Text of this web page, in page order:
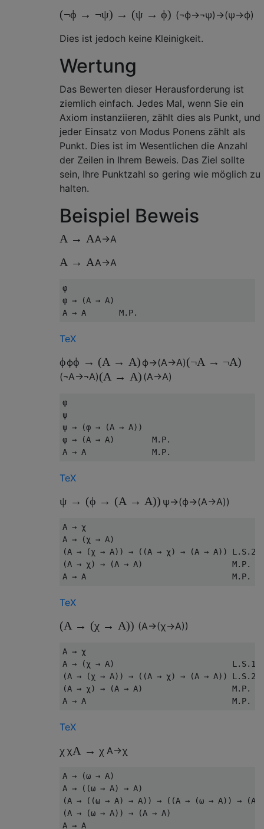
(¬ϕ → ¬ψ) → (ψ → ϕ) (¬ϕ→¬ψ) →(ψ→ϕ)
Dies ist jedoch keine Kleinigkeit.
Wertung
Das Bewerten dieser Herausforderung ist
ziemlich einfach. Jedes Mal, wenn Sie ein
Axiom instanziieren, zählt dies als Punkt, und
jeder Einsatz von Modus Ponens zählt als
Punkt. Dies ist im Wesentlichen die Anzahl
der Zeilen in Ihrem Beweis. Das Ziel sollte
sein, Ihre Punktzahl so gering wie möglich zu
halten.
Beispiel Beweis
A → AA→A
A → AA→A
φ
φ → (A → A)
TeX
ϕϕϕ → (A → A) ϕ→(A→A)(¬A → ¬A)
(¬A→¬A)(A → A) (A→A)
φ
ψ
ψ → (φ → (A → A))
φ → (A → A)        M.P.
TeX
ψ → (ϕ → (A → A)) ψ→(ϕ→(A→A))
A → χ
A → (χ → A)
(A → (χ → A)) → ((A → χ) → (A → A)) L.S.2
(A → χ) → (A → A)                   M.P.
TeX
(A → (χ → A)) (A→(χ→A))
A → χ
A → (χ → A)                         L.S.1
(A → (χ → A)) → ((A → χ) → (A → A)) L.S.2
(A → χ) → (A → A)                   M.P.
TeX
χχA → χ A→χ
A → (ω → A)
A → ((ω → A) → A)
(A → ((ω → A) → A)) → ((A → (ω → A)) → (A
(A → (ω → A)) → (A → A)